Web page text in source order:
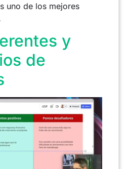
uno de los mejores
y
de